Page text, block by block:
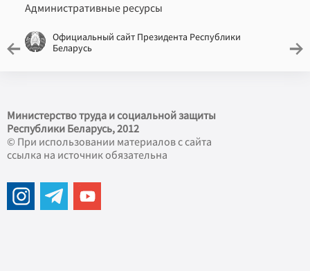
Административные ресурсы
Официальный сайт Президента Республики
Беларусь
Министерство труда и социальной защиты
Республики Беларусь, 2012
© При использовании материалов с сайта
ссылка на источник обязательна